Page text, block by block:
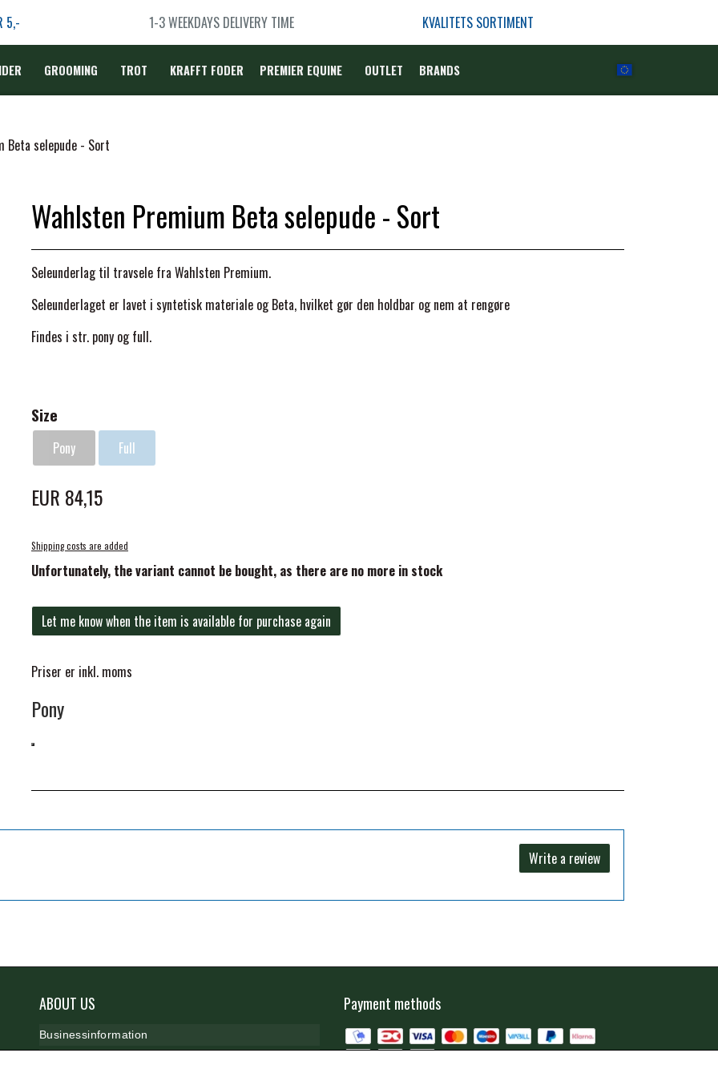
5,- 1-3 WEEKDAYS DELIVERY TIME KVALITETS SORTIMENT
GROOMING TROT KRAFFT FODER PREMIER EQUINE OUTLET BRANDS
Beta selepude - Sort
Wahlsten Premium Beta selepude - Sort
Seleunderlag til travsele fra Wahlsten Premium.
Seleunderlaget er lavet i syntetisk materiale og Beta, hvilket gør den holdbar og nem at rengøre
Findes i str. pony og full.
Size
Pony Full
EUR 84,15
Shipping costs are added
Unfortunately, the variant cannot be bought, as there are no more in stock
Let me know when the item is available for purchase again
Priser er inkl. moms
Pony
Write a review
ABOUT US
Businessinformation
Payment methods